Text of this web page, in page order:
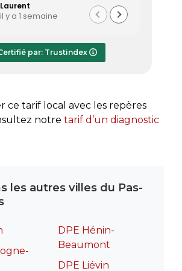
Laurent
il y a 1 semaine
par: Trustindex
ce tarif local avec les repères
notre tarif d’un diagnostic
les autres villes du Pas-
DPE Hénin-
Beaumont
DPE Liévin